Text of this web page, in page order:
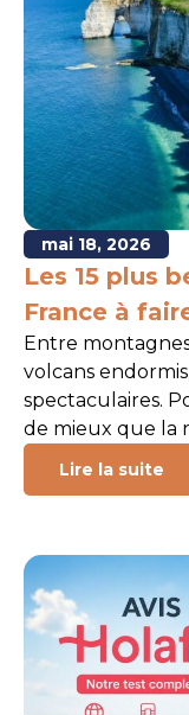
mai 18, 2026
Les 15 plus
France à
Entre
volcans
spectaculaires.
de mieux que la
Lire la suite